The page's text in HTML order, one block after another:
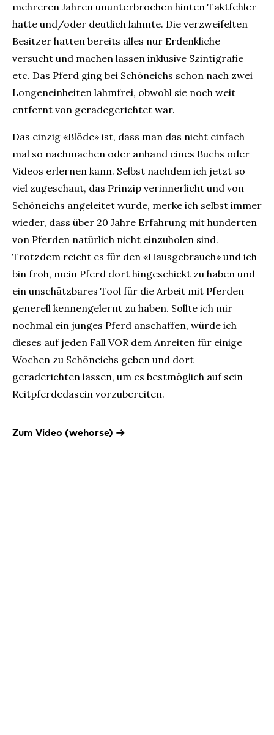
mehreren Jahren ununterbrochen hinten Taktfehler
hatte und/oder deutlich lahmte. Die verzweifelten
Besitzer hatten bereits alles nur Erdenkliche
versucht und machen lassen inklusive Szintigrafie
etc. Das Pferd ging bei Schöneichs schon nach zwei
Longeneinheiten lahmfrei, obwohl sie noch weit
entfernt von geradegerichtet war.
Das einzig «Blöde» ist, dass man das nicht einfach
mal so nachmachen oder anhand eines Buchs oder
Videos erlernen kann. Selbst nachdem ich jetzt so
viel zugeschaut, das Prinzip verinnerlicht und von
Schöneichs angeleitet wurde, merke ich selbst immer
wieder, dass über 20 Jahre Erfahrung mit hunderten
von Pferden natürlich nicht einzuholen sind.
Trotzdem reicht es für den «Hausgebrauch» und ich
bin froh, mein Pferd dort hingeschickt zu haben und
ein unschätzbares Tool für die Arbeit mit Pferden
generell kennengelernt zu haben. Sollte ich mir
nochmal ein junges Pferd anschaffen, würde ich
dieses auf jeden Fall VOR dem Anreiten für einige
Wochen zu Schöneichs geben und dort
geraderichten lassen, um es bestmöglich auf sein
Reitpferdedasein vorzubereiten.
Zum Video (wehorse) →